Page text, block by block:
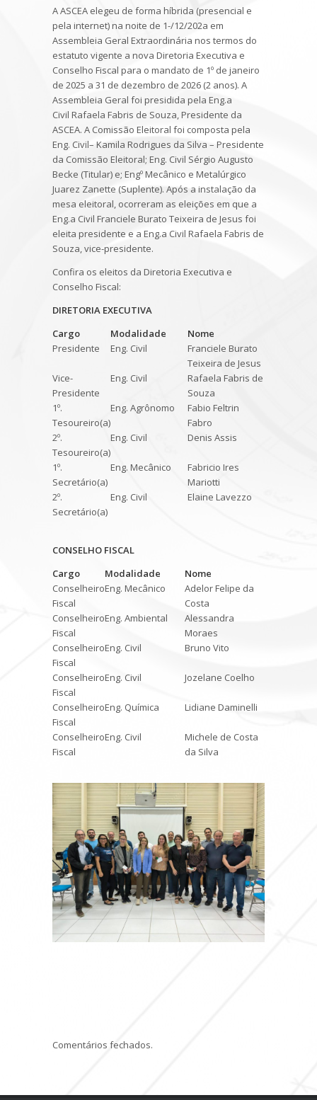
A ASCEA elegeu de forma híbrida (presencial e
pela internet) na noite de 1-/12/202a em
Assembleia Geral Extraordinária nos termos do
estatuto vigente a nova Diretoria Executiva e
Conselho Fiscal para o mandato de 1º de janeiro
de 2025 a 31 de dezembro de 2026 (2 anos). A
Assembleia Geral foi presidida pela Eng.a
Civil Rafaela Fabris de Souza, Presidente da
ASCEA. A Comissão Eleitoral foi composta pela
Eng. Civil– Kamila Rodrigues da Silva – Presidente
da Comissão Eleitoral; Eng. Civil Sérgio Augusto
Becke (Titular) e; Engº Mecânico e Metalúrgico
Juarez Zanette (Suplente). Após a instalação da
mesa eleitoral, ocorreram as eleições em que a
Eng.a Civil Franciele Burato Teixeira de Jesus foi
eleita presidente e a Eng.a Civil Rafaela Fabris de
Souza, vice-presidente.
Confira os eleitos da Diretoria Executiva e
Conselho Fiscal:
DIRETORIA EXECUTIVA
Cargo
Modalidade
Nome
Presidente
Eng. Civil
Franciele Burato
Teixeira de Jesus
Vice-
Presidente
Eng. Civil
Rafaela Fabris de
Souza
1º.
Tesoureiro(a)
Eng. Agrônomo
Fabio Feltrin
Fabro
2º.
Tesoureiro(a)
Eng. Civil Denis Assis
1º.
Secretário(a)
Eng. Mecânico
Fabricio Ires
Mariotti
2º.
Secretário(a)
Eng. Civil Elaine Lavezzo
CONSELHO FISCAL
Cargo
Modalidade
Nome
Conselheiro
Fiscal
Eng. Mecânico
Adelor Felipe da
Costa
Conselheiro
Fiscal
Eng. Ambiental
Alessandra
Moraes
Conselheiro
Fiscal
Eng. Civil Bruno Vito
Conselheiro
Fiscal
Eng. Civil Jozelane Coelho
Conselheiro
Fiscal
Eng. Química Lidiane Daminelli
Conselheiro
Fiscal
Eng. Civil
Michele de Costa
da Silva
Comentários fechados.